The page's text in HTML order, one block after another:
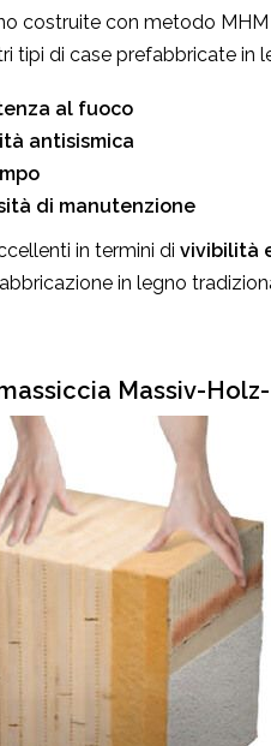
costruite con metodo
tipi di case prefabbricate in
al fuoco
antisismica
di manutenzione
in termini di vivibilità
in legno
Massiv-